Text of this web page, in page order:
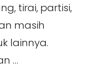
tirai, partisi,
masih
lainnya.
…